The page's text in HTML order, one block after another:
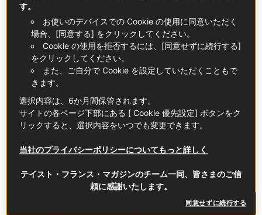
キールはどこで生まれましたか？
キールの発祥地はフランスの ブルゴーニュ地方です。
どうやってつくりますか？
ほとんどのキールカクテルは、白ワインとクレーム・
ド・カシスを9対1の割合で合わせます。つまり、白ワ
イン90mLに対してカシスリキュールは10mLです。ただ
ん。キールカクテルに入れるのは、アリゴテという
ルゴーニュの白ワイン
です。
アリゴテが手に入らない場合は、酸味が強くすっきり
したブルゴーニュの白ワイン（シャブリなど）がおす
す。
お使いのデバイスでの Cookie の使用に同意いただく
場合、[同意する] をクリックしてください。
Cookie の使用を拒否するには、[同意せずに続行する]
をクリックしてください。
また、ご自分で Cookie を設定していただくこともで
きます。
選択内容は、6か月間保管されます。
サイトの各ページ下部にある [ Cookie 優先設定] ボタンをク
リックすると、選択内容をいつでも変更できます。
当社のプライバシーポリシーについてもっと詳しく
テイスト・フランス・マガジンのチーム一同、皆さまのご信
頼に感謝いたします。
同意せずに続行する